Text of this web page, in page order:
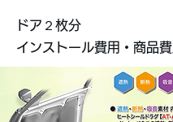
ドア２枚分
インストール費用・商品費